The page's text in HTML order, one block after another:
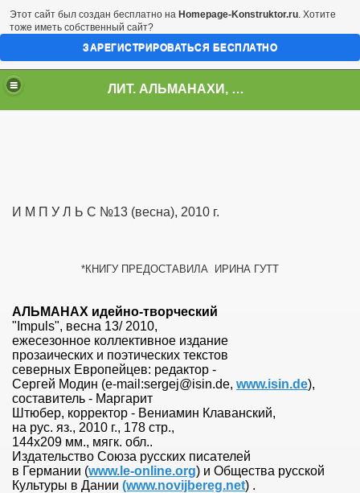
ЛИТ. АЛЬМАНАХИ, ЖУРНАЛЫ, СБОРНИКИ
И М П У Л Ь С №13 (весна), 2010 г.
*КНИГУ ПРЕДОСТАВИЛА ИРИНА ГУТТ
АЛЬМАНАХ идейно-творческий
"Impuls", весна 13/ 2010,
ежесезонное коллективное издание
прозаических и поэтических текстов
северных Европейцев: редактор -
Сергей Модин (e-mail:sergej@isin.de, www.isin.de),
составитель - Маргарит
Штюбер, корректор - Вениамин Клаванский,
на рус. яз., 2010 г., 178 стр.,
144х209 мм., мягк. обл..
Издательство Союза русских писателей
в Германии (www.le-online.org) и Общества русской
Культуры в Дании (www.novijbereg.net) .
Этот сайт был создан бесплатно на Homepage-Konstruktor.ru. Хотите
тоже иметь собственный сайт?
ЗАРЕГИСТРИРОВАТЬСЯ БЕСПЛАТНО